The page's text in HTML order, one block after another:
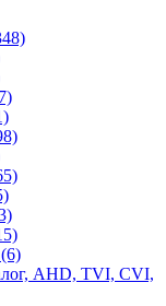
(6)
AHD, TVI, CVI,